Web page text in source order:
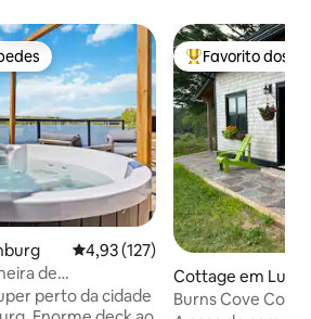
mais apreciados
Classificação média de 4,93 em
4,93 (127)
de
sol deck enorme
perto da cidade
Favoritos dos
Favorito dos
Cottage em
Burns Cove